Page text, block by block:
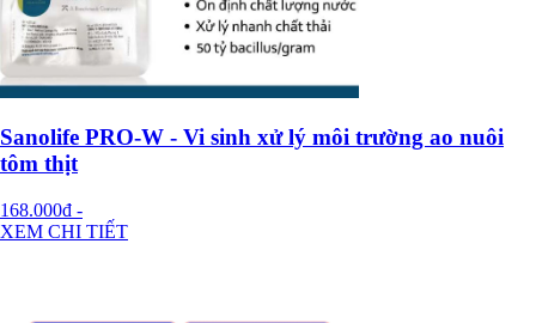
Sanolife PRO-W - Vi sinh xử lý môi trường ao nuôi
tôm thịt
168.000đ -
XEM CHI TIẾT